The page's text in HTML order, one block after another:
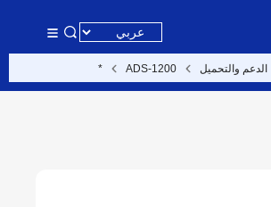
الدعم والتحميل ADS-1200